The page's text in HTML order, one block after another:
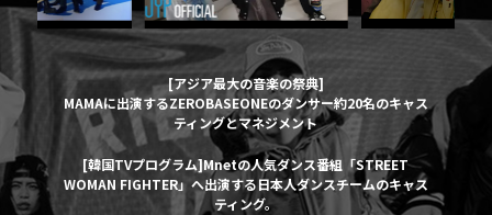
[アジア最大の音楽の祭典]
MAMAに出演するZEROBASEONEのダンサー約20名のキャス
ティングとマネジメント
[韓国TVプログラム]Mnetの人気ダンス番組「STREET
WOMAN FIGHTER」へ出演する日本人ダンスチームのキャス
ティング。